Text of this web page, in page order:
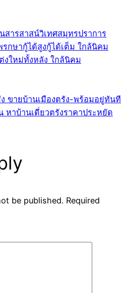
สารสาสน์วิเทศสมุทรปราการ
กษากู้ได้สูงกู้ได้เต็ม ใกล้นิคม
ใหม่ทั้งหลัง ใกล้นิคม
ขายบ้านเมืองตรัง-พร้อมอยู่ทันที
หาบ้านเดี่ยวตรังราคาประหยัด
be published. Required